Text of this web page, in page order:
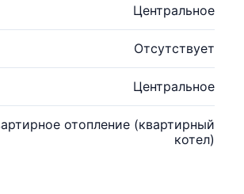
Центральное
Отсутствует
Центральное
отопление (квартирный
котел)